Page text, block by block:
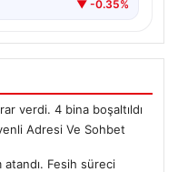
▼ -0.35%
verdi. 4 bina boşaltıldı
Adresi Ve Sohbet
Fesih süreci